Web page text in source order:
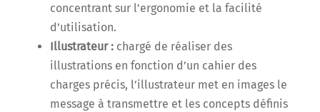
concentrant sur l’ergonomie et la facilité
d’utilisation.
Illustrateur : chargé de réaliser des
illustrations en fonction d’un cahier des
charges précis, l’illustrateur met en images le
message à transmettre et les concepts définis